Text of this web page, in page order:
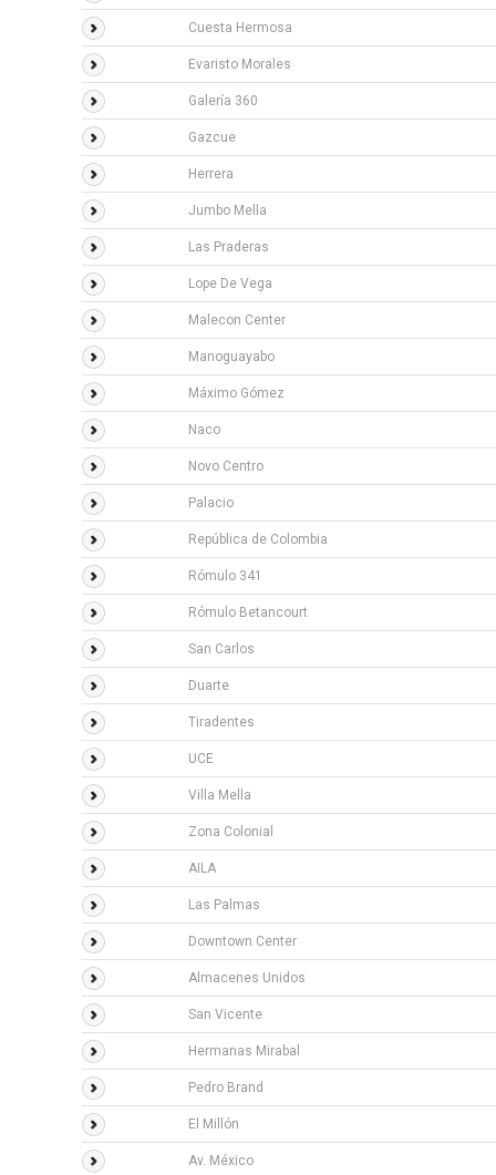
Cuesta Hermosa
Evaristo Morales
Galería 360
Gazcue
Herrera
Jumbo Mella
Las Praderas
Lope De Vega
Malecon Center
Manoguayabo
Máximo Gómez
Naco
Novo Centro
Palacio
República de Colombia
Rómulo 341
Rómulo Betancourt
San Carlos
Duarte
Tiradentes
UCE
Villa Mella
Zona Colonial
AILA
Las Palmas
Downtown Center
Almacenes Unidos
San Vicente
Hermanas Mirabal
Pedro Brand
El Millón
Av. México